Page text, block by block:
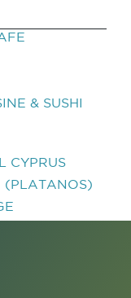
& SUSHI
CYPRUS
(PLATANOS)